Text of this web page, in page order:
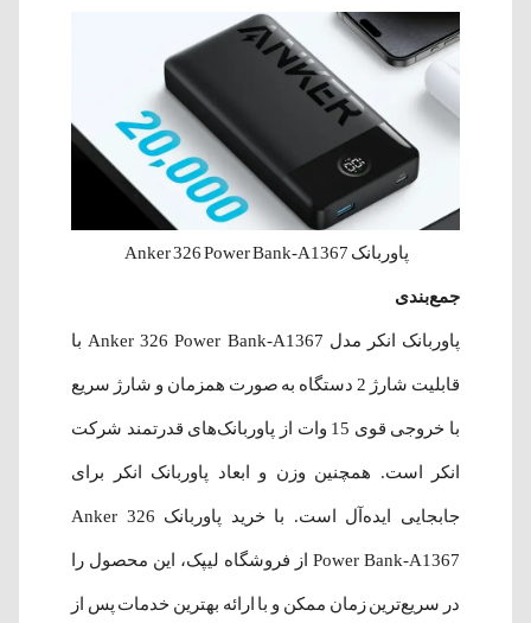
پاوربانک Anker 326 Power Bank-A1367
جمع‌بندی
پاوربانک انکر مدل Anker 326 Power Bank-A1367 با
قابلیت شارژ 2 دستگاه به صورت همزمان و شارژ سریع
با خروجی قوی 15 وات از پاوربانک‌های قدرتمند شرکت
انکر است. همچنین وزن و ابعاد پاوربانک انکر برای
جابجایی ایده‌آل است. با خرید پاوربانک Anker 326
Power Bank-A1367 از فروشگاه لیپک، این محصول را
در سریع‌ترین زمان ممکن و با ارائه بهترین خدمات پس از